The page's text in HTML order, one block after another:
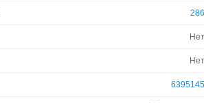
286
Нет
Нет
6395145